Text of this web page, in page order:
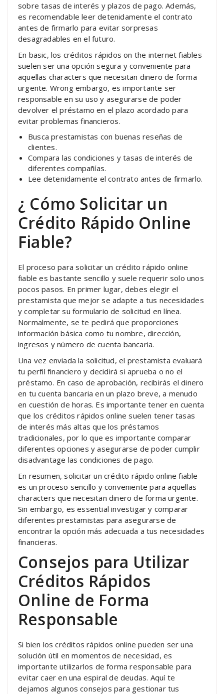
sobre tasas de interés y plazos de pago. Además,
es recomendable leer detenidamente el contrato
antes de firmarlo para evitar sorpresas
desagradables en el futuro.
En basic, los créditos rápidos on the internet fiables
suelen ser una opción segura y conveniente para
aquellas characters que necesitan dinero de forma
urgente. Wrong embargo, es importante ser
responsable en su uso y asegurarse de poder
devolver el préstamo en el plazo acordado para
evitar problemas financieros.
Busca prestamistas con buenas reseñas de
clientes.
Compara las condiciones y tasas de interés de
diferentes compañías.
Lee detenidamente el contrato antes de firmarlo.
¿ Cómo Solicitar un
Crédito Rápido Online
Fiable?
El proceso para solicitar un crédito rápido online
fiable es bastante sencillo y suele requerir solo unos
pocos pasos. En primer lugar, debes elegir el
prestamista que mejor se adapte a tus necesidades
y completar su formulario de solicitud en línea.
Normalmente, se te pedirá que proporciones
información básica como tu nombre, dirección,
ingresos y número de cuenta bancaria.
Una vez enviada la solicitud, el prestamista evaluará
tu perfil financiero y decidirá si aprueba o no el
préstamo. En caso de aprobación, recibirás el dinero
en tu cuenta bancaria en un plazo breve, a menudo
en cuestión de horas. Es importante tener en cuenta
que los créditos rápidos online suelen tener tasas
de interés más altas que los préstamos
tradicionales, por lo que es importante comparar
diferentes opciones y asegurarse de poder cumplir
disadvantage las condiciones de pago.
En resumen, solicitar un crédito rápido online fiable
es un proceso sencillo y conveniente para aquellas
characters que necesitan dinero de forma urgente.
Sin embargo, es essential investigar y comparar
diferentes prestamistas para asegurarse de
encontrar la opción más adecuada a tus necesidades
financieras.
Consejos para Utilizar
Créditos Rápidos
Online de Forma
Responsable
Si bien los créditos rápidos online pueden ser una
solución útil en momentos de necesidad, es
importante utilizarlos de forma responsable para
evitar caer en una espiral de deudas. Aquí te
dejamos algunos consejos para gestionar tus